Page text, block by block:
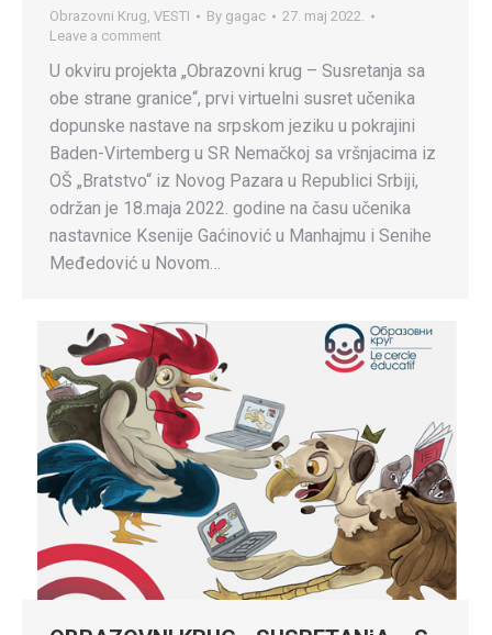
Obrazovni Krug VESTI By gagac
27. maj 2022.
Leave a comment
U okviru projekta „Obrazovni krug – Susretanja sa
obe strane granice“, prvi virtuelni susret učenika
dopunske nastave na srpskom jeziku u pokrajini
Baden-Virtemberg u SR Nemačkoj sa vršnjacima iz
OŠ „Bratstvo“ iz Novog Pazara u Republici Srbiji,
održan je 18.maja 2022. godine na času učenika
nastavnice Ksenije Gaćinović u Manhajmu i Senihe
Međedović u Novom…